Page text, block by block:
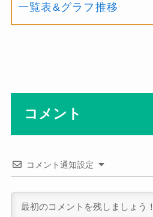
一覧表&グラフ推移
コメント
コメント通知設定